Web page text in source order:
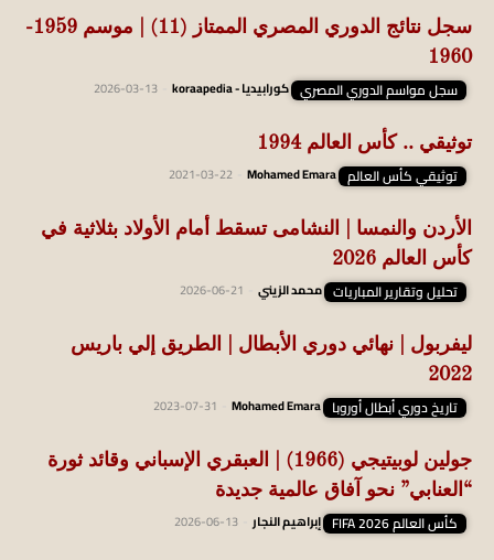
سجل نتائج الدوري المصري الممتاز (11) | موسم 1959-
1960
سجل مواسم الدوري المصري كورابيديا - koraapedia 2026-03-13
توثيقي .. كأس العالم 1994
توثيقي كأس العالم Mohamed Emara
2021-03-22
الأردن والنمسا | النشامى تسقط أمام الأولاد بثلاثية في
كأس العالم 2026
تحليل وتقارير المباريات محمد الزيني 2026-06-21
ليفربول | نهائي دوري الأبطال | الطريق إلي باريس
2022
تاريخ دوري أبطال أوروبا Mohamed Emara
2023-07-31
جولين لوبيتيجي (1966) | العبقري الإسباني وقائد ثورة
“العنابي” نحو آفاق عالمية جديدة
كأس العالم FIFA 2026 إبراهيم النجار 2026-06-13